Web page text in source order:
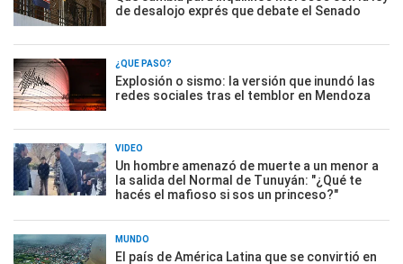
de desalojo exprés que debate el Senado
¿QUÉ PASÓ?
Explosión o sismo: la versión que inundó las
redes sociales tras el temblor en Mendoza
VIDEO
Un hombre amenazó de muerte a un menor a
la salida del Normal de Tunuyán: "¿Qué te
hacés el mafioso si sos un princeso?"
MUNDO
El país de América Latina que se convirtió en